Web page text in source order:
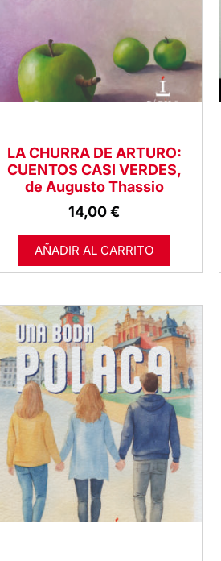
LA CHURRA DE ARTURO:
CUENTOS CASI VERDES,
de Augusto Thassio
14,00€
AÑADIR AL CARRITO